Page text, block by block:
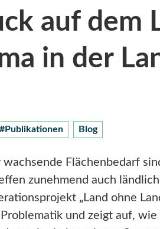
auf dem
in der
#Publikationen Blog
Flächenbedarf
zunehmend auch
„Land ohne
und zeigt auf,